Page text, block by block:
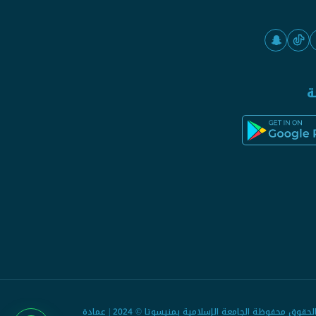
جميع الحقوق محفوظة الجامعة الإسلامية بمنيسوتا © 2024 | عمادة